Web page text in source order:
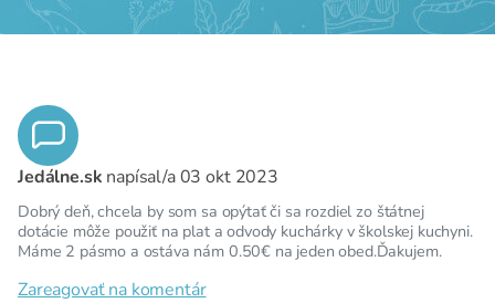
Jedálne.sk napísal/a03 okt 2023
Dobrý deň, chcela by som sa opýtať či sa rozdiel zo štátnej
dotácie môže použiť na plat a odvody kuchárky v školskej kuchyni.
Máme 2 pásmo a ostáva nám 0.50€ na jeden obed.Ďakujem.
Zareagovať na komentár